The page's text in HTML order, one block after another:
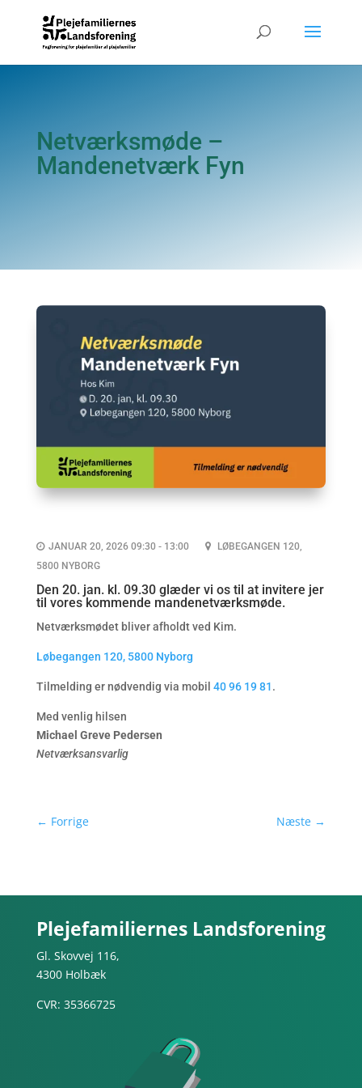
Netværksmøde –
Mandenetværk Fyn
JANUAR 20, 2026 09:30 - 13:00
LØBEGANGEN 120,
5800 NYBORG
Den 20. jan. kl. 09.30 glæder vi os til at invitere jer
til vores kommende mandenetværksmøde.
Netværksmødet bliver afholdt ved Kim.
Løbegangen 120, 5800 Nyborg
Tilmelding er nødvendig via mobil 40 96 19 81.
Med venlig hilsen
Michael Greve Pedersen
Netværksansvarlig
← Forrige Næste →
Plejefamiliernes Landsforening
Gl. Skovvej 116,
4300 Holbæk
CVR: 35366725